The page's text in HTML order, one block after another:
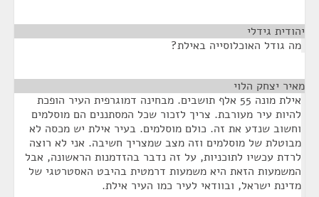
יהודית גידלי
מה גודל האוכלוסייה באילת?
מאיר יצחק הלוי
אילת מונה 55 אלף תושבים. מבחינה דמוגרפית העיר הופכת
להיות עיר מעורבת. צריך לזכור שכל המסתננים הם מוסלמים
וחשוב שנדע את זה. כולם מוסלמים. בעיר אילת יש מכסה לא
מבוטלת של מוסלמים וזה מצב שמצריך חשיבה. אני לא רוצה
לרדת עכשיו לתוכניות, על זה נדבר בהזדמנות הראשונה, אבל
המשמעות הזאת היא משמעות דרמטית בהיבט האסטרטגי של
מדינת ישראל, ובוודאי לעיר כמו העיר אילת.